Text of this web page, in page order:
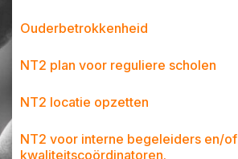
Ouderbetrokkenheid
NT2 plan voor reguliere scholen
NT2 locatie opzetten
NT2 voor interne begeleiders en/of
kwaliteitscoördinatoren.